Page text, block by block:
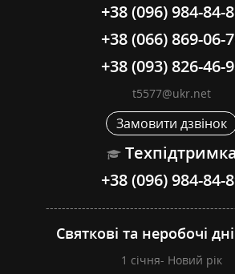
+38 (096) 984-84-
+38 (066) 869-06-
+38 (093) 826-46-
t5577@ukr.net
Замовити дзвінок
Техпідтримка
+38 (096) 984-84-
Святкові та неробочі
1 січня- Новий рік